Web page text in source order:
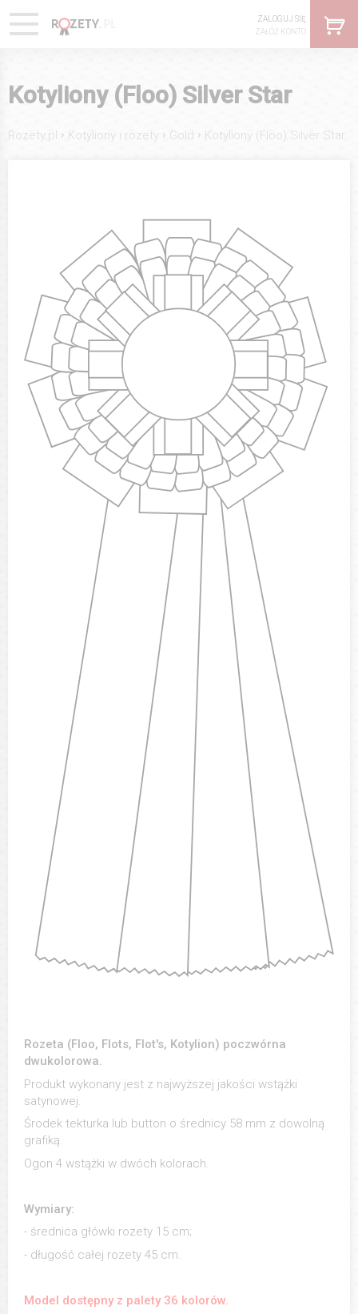
ZALOGUJ SIĘ
ZAŁÓŻ KONTO
Kotyliony (Floo) Silver Star
Rozety.pl › Kotyliony i rozety › Gold › Kotyliony (Floo) Silver Star
Rozeta (Floo, Flots, Flot's, Kotylion) poczwórna
dwukolorowa.
Produkt wykonany jest z najwyższej jakości wstążki
satynowej.
Środek tekturka lub button o średnicy 58 mm z dowolną
grafiką.
Ogon 4 wstążki w dwóch kolorach.
Wymiary:
- średnica główki rozety 15 cm;
- długość całej rozety 45 cm.
Model dostępny z palety 36 kolorów.